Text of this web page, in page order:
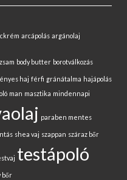
arcápolás argánolaj
body butter borotválkozás
haj férfi gránátalma hajápolás
man masztika mindennapi
paraben mentes
shea vaj szappan száraz bőr
testápoló
bőr